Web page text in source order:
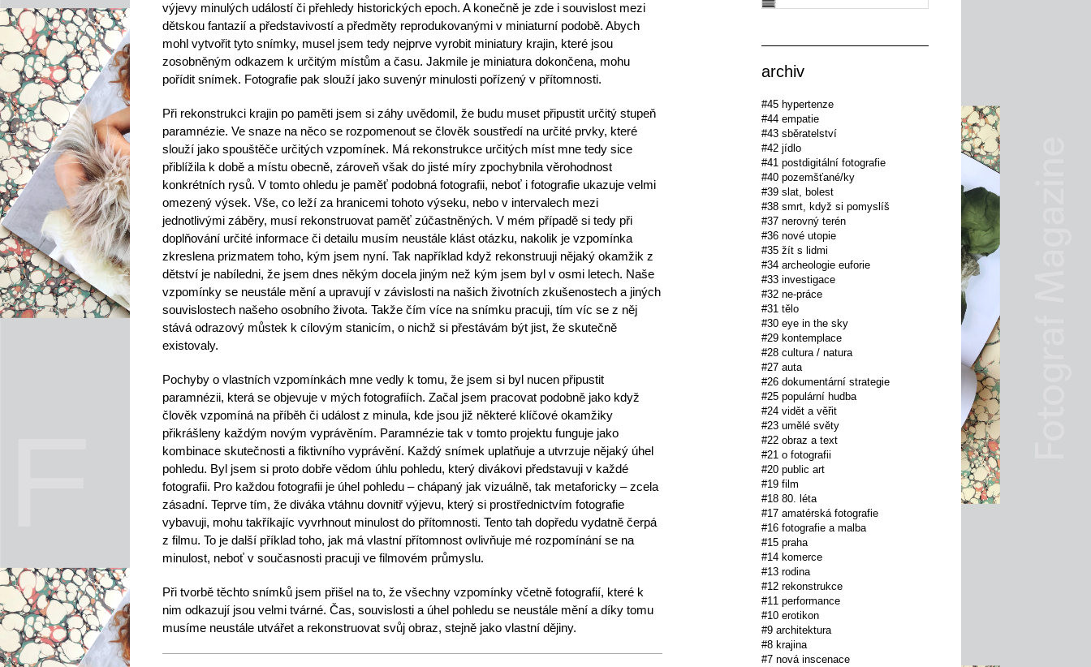
výjevy minulých událostí či přehledy historických epoch. A konečně je zde i souvislost mezi
dětskou fantazií a představivostí a předměty reprodukovanými v miniaturní podobě. Abych
mohl vytvořit tyto snímky, musel jsem tedy nejprve vyrobit miniatury krajin, které jsou
zosobněným odkazem k určitým místům a času. Jakmile je miniatura dokončena, mohu
pořídit snímek. Fotografie pak slouží jako suvenýr minulosti pořízený v přítomnosti.
Při rekonstrukci krajin po paměti jsem si záhy uvědomil, že budu muset připustit určitý stupeň
paramnézie. Ve snaze na něco se rozpomenout se člověk soustředí na určité prvky, které
slouží jako spouštěče určitých vzpomínek. Má rekonstrukce určitých míst mne tedy sice
přiblížila k době a místu obecně, zároveň však do jisté míry zpochybnila věrohodnost
konkrétních rysů. V tomto ohledu je paměť podobná fotografii, neboť i fotografie ukazuje velmi
omezený výsek. Vše, co leží za hranicemi tohoto výseku, nebo v intervalech mezi
jednotlivými záběry, musí rekonstruovat paměť zúčastněných. V mém případě si tedy při
doplňování určité informace či detailu musím neustále klást otázku, nakolik je vzpomínka
zkreslena prizmatem toho, kým jsem nyní. Tak například když rekonstruuji nějaký okamžik z
dětství je nabíledni, že jsem dnes někým docela jiným než kým jsem byl v osmi letech. Naše
vzpomínky se neustále mění a upravují v závislosti na našich životních zkušenostech a jiných
souvislostech našeho osobního života. Takže čím více na snímku pracuji, tím víc se z něj
stává odrazový můstek k cílovým stanicím, o nichž si přestávám být jist, že skutečně
existovaly.
Pochyby o vlastních vzpomínkách mne vedly k tomu, že jsem si byl nucen připustit
paramnézii, která se objevuje v mých fotografiích. Začal jsem pracovat podobně jako když
člověk vzpomíná na příběh či událost z minula, kde jsou již některé klíčové okamžiky
přikrášleny každým novým vyprávěním. Paramnézie tak v tomto projektu funguje jako
kombinace skutečnosti a fiktivního vyprávění. Každý snímek uplatňuje a utvrzuje nějaký úhel
pohledu. Byl jsem si proto dobře vědom úhlu pohledu, který divákovi představuji v každé
fotografii. Pro každou fotografii je úhel pohledu – chápaný jak vizuálně, tak metaforicky – zcela
zásadní. Teprve tím, že diváka vtáhnu dovnitř výjevu, který si prostřednictvím fotografie
vybavuji, mohu takříkajíc vyvrhnout minulost do přítomnosti. Tento tah dopředu vydatně čerpá
z filmu. To je další příklad toho, jak má vlastní přítomnost ovlivňuje mé rozpomínání se na
minulost, neboť v současnosti pracuji ve filmovém průmyslu.
Při tvorbě těchto snímků jsem přišel na to, že všechny vzpomínky včetně fotografií, které k
nim odkazují jsou velmi tvárné. Čas, souvislosti a úhel pohledu se neustále mění a díky tomu
musíme neustále utvářet a rekonstruovat svůj obraz, stejně jako vlastní dějiny.
archiv
#45 hypertenze
#44 empatie
#43 sběratelství
#42 jídlo
#41 postdigitální fotografie
#40 pozemšťané/ky
#39 slat, bolest
#38 smrt, když si pomyslíš
#37 nerovný terén
#36 nové utopie
#35 žít s lidmi
#34 archeologie euforie
#33 investigace
#32 ne-práce
#31 tělo
#30 eye in the sky
#29 kontemplace
#28 cultura / natura
#27 auta
#26 dokumentární strategie
#25 populární hudba
#24 vidět a věřit
#23 umělé světy
#22 obraz a text
#21 o fotografii
#20 public art
#19 film
#18 80. léta
#17 amatérská fotografie
#16 fotografie a malba
#15 praha
#14 komerce
#13 rodina
#12 rekonstrukce
#11 performance
#10 erotikon
#9 architektura
#8 krajina
#7 nová inscenace